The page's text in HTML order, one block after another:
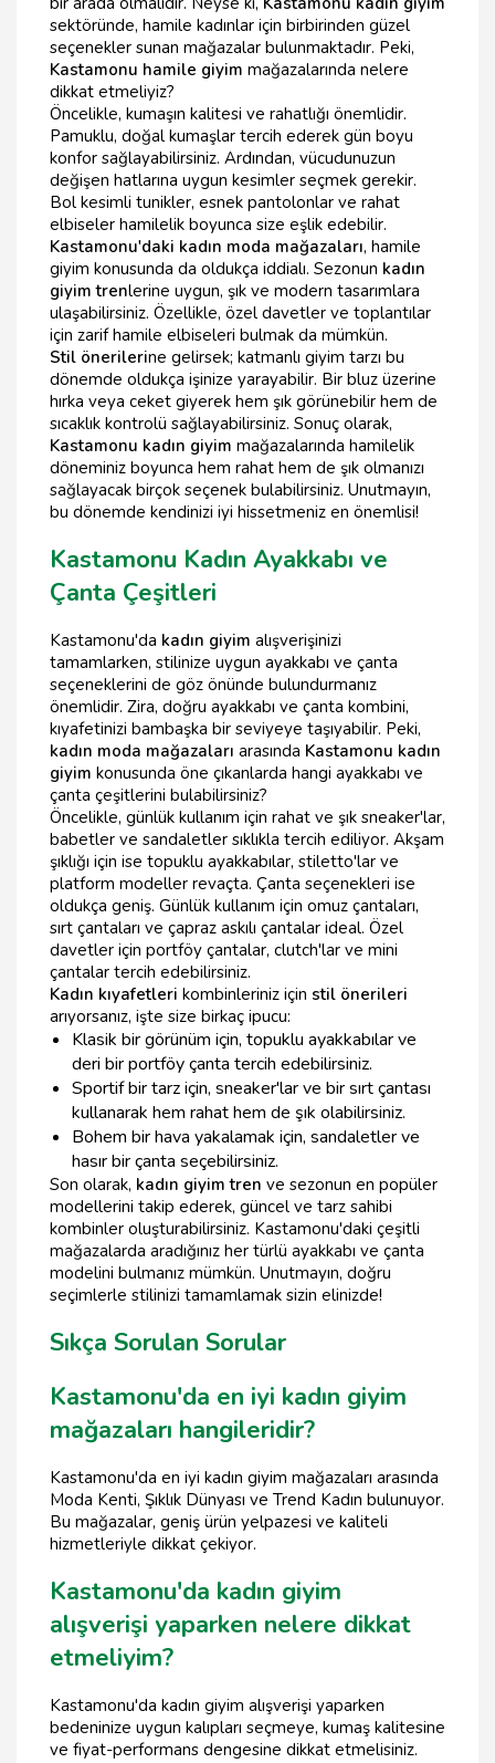
sektöründe, hamile kadınlar için birbirinden güzel
seçenekler sunan mağazalar bulunmaktadır. Peki,
Kastamonu hamile giyim mağazalarında nelere
dikkat etmeliyiz?
Öncelikle, kumaşın kalitesi ve rahatlığı önemlidir.
Pamuklu, doğal kumaşlar tercih ederek gün boyu
konfor sağlayabilirsiniz. Ardından, vücudunuzun
değişen hatlarına uygun kesimler seçmek gerekir.
Bol kesimli tunikler, esnek pantolonlar ve rahat
elbiseler hamilelik boyunca size eşlik edebilir.
Kastamonu'daki kadın moda mağazaları, hamile
giyim konusunda da oldukça iddialı. Sezonun kadın
giyim trenlerine uygun, şık ve modern tasarımlara
ulaşabilirsiniz. Özellikle, özel davetler ve toplantılar
için zarif hamile elbiseleri bulmak da mümkün.
Stil önerilerine gelirsek; katmanlı giyim tarzı bu
dönemde oldukça işinize yarayabilir. Bir bluz üzerine
hırka veya ceket giyerek hem şık görünebilir hem de
sıcaklık kontrolü sağlayabilirsiniz. Sonuç olarak,
Kastamonu kadın giyim mağazalarında hamilelik
döneminiz boyunca hem rahat hem de şık olmanızı
sağlayacak birçok seçenek bulabilirsiniz. Unutmayın,
bu dönemde kendinizi iyi hissetmeniz en önemlisi!
Kastamonu Kadın Ayakkabı ve
Çanta Çeşitleri
Kastamonu'da kadın giyim alışverişinizi
tamamlarken, stilinize uygun ayakkabı ve çanta
seçeneklerini de göz önünde bulundurmanız
önemlidir. Zira, doğru ayakkabı ve çanta kombini,
kıyafetinizi bambaşka bir seviyeye taşıyabilir. Peki,
kadın moda mağazaları arasında Kastamonu kadın
giyim konusunda öne çıkanlarda hangi ayakkabı ve
çanta çeşitlerini bulabilirsiniz?
Öncelikle, günlük kullanım için rahat ve şık sneaker'lar,
babetler ve sandaletler sıklıkla tercih ediliyor. Akşam
şıklığı için ise topuklu ayakkabılar, stiletto'lar ve
platform modeller revaçta. Çanta seçenekleri ise
oldukça geniş. Günlük kullanım için omuz çantaları,
sırt çantaları ve çapraz askılı çantalar ideal. Özel
davetler için portföy çantalar, clutch'lar ve mini
çantalar tercih edebilirsiniz.
Kadın kıyafetleri kombinleriniz için stil önerileri
arıyorsanız, işte size birkaç ipucu:
Klasik bir görünüm için, topuklu ayakkabılar ve
deri bir portföy çanta tercih edebilirsiniz.
Sportif bir tarz için, sneaker'lar ve bir sırt çantası
kullanarak hem rahat hem de şık olabilirsiniz.
Bohem bir hava yakalamak için, sandaletler ve
hasır bir çanta seçebilirsiniz.
Son olarak, kadın giyim tren ve sezonun en popüler
modellerini takip ederek, güncel ve tarz sahibi
kombinler oluşturabilirsiniz. Kastamonu'daki çeşitli
mağazalarda aradığınız her türlü ayakkabı ve çanta
modelini bulmanız mümkün. Unutmayın, doğru
seçimlerle stilinizi tamamlamak sizin elinizde!
Sıkça Sorulan Sorular
Kastamonu'da en iyi kadın giyim
mağazaları hangileridir?
Kastamonu'da en iyi kadın giyim mağazaları arasında
Moda Kenti, Şıklık Dünyası ve Trend Kadın bulunuyor.
Bu mağazalar, geniş ürün yelpazesi ve kaliteli
hizmetleriyle dikkat çekiyor.
Kastamonu'da kadın giyim
alışverişi yaparken nelere dikkat
etmeliyim?
Kastamonu'da kadın giyim alışverişi yaparken
bedeninize uygun kalıpları seçmeye, kumaş kalitesine
ve fiyat-performans dengesine dikkat etmelisiniz.